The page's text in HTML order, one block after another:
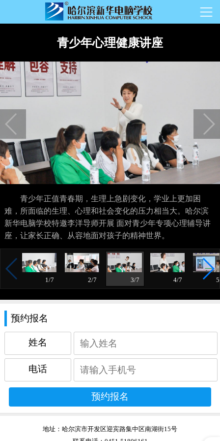
青少年心理健康讲座
青少年正值青春期，生理上急剧变化，学业上更加困
难，所面临的生理、心理和社会变化的压力相当大。哈尔滨
新华电脑学校特邀李洋导师开展 面对青少年专项心理辅导讲
座，让家长正确、从容地面对孩子的精神世界。
1/7 2/7 3/7 4/7
预约报名
姓名
电话
地址： 哈尔滨市开发区迎宾路集中区南湖街15号